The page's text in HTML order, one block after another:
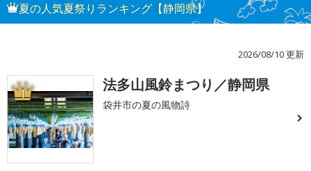
夏の人気夏祭りランキング【静岡県】
2026/08/10 更新
1 法多山風鈴まつり／静岡県
袋井市の夏の風物詩